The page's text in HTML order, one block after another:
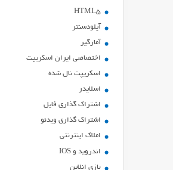
HTML5
آپلودسنتر
آمارگیر
اختصاصی ایران اسکریپت
اسکریپت نال شده
اسلایدر
اشتراك گذاري فايل
اشتراک گذاری ویدئو
املاک اینترنتی
اندروید و IOS
بازي انلاين